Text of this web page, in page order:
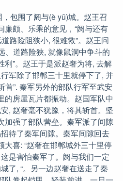
包围了阏与(è yǔ)城。赵王召
廉颇、乐乘的意见，“阏与还有
路险阻狭小, 很难救”。赵王问
、道路险狭, 就像鼠洞中争斗的
利”。赵王于是派赵奢为将, 去解
军除了邯郸三十里就停下了, 并
首”. 秦军另外的部队行军至武安
的房屋瓦片都振动。赵国军队中
, 赵奢毫不犹豫，将其斩首。坚
加强了部队营垒。秦军派了间隙
待了秦军间隙。秦军间隙回去
大喜: “赵奢在邯郸城外三十里停
是害怕秦军了。阏与我们一定
了, “。另一边赵奢在送走了秦